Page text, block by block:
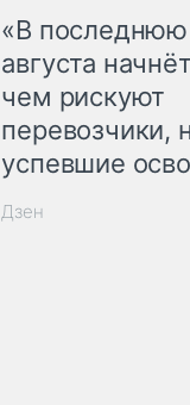
«В
августа
чем рискуют
перевозчики,
успевшие
Дзен